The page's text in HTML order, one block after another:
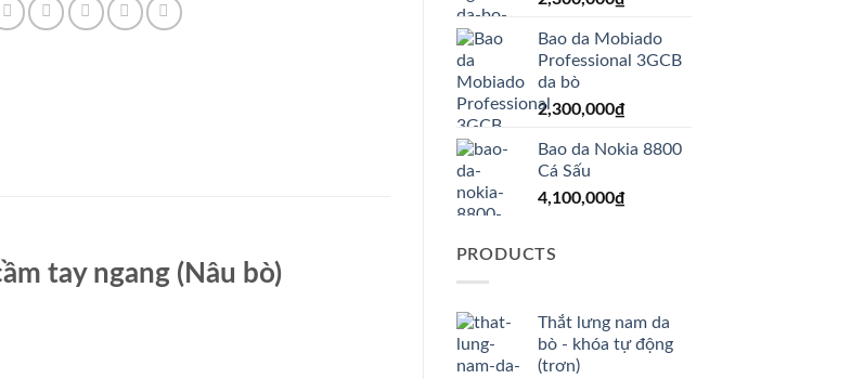
Bao da Mobiado
Professional 3GCB
da bò
2,300,000₫
Bao da Nokia 8800
Cá Sấu
4,100,000₫
PRODUCTS
Thắt lưng nam da
bò - khóa tự động
(trơn)
tay ngang (Nâu bò)